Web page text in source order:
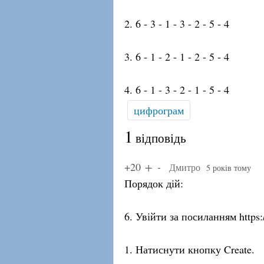
2. 6 - 3 - 1 - 3 - 2 - 5 - 4
3. 6 - 1 - 2 - 1 - 2 - 5 - 4
4. 6 - 1 - 3 - 2 - 1 - 5 - 4
цифрограм
1 відповідь
+20 Дмитро 5 років тому
Порядок дій:
6. Увійти за посиланням
1. Натиснути кнопку Create.